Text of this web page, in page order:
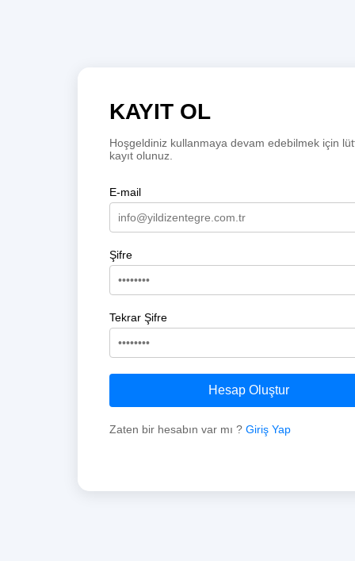
KAYIT OL
Hoşgeldiniz kullanmaya devam edebilmek için
kayıt olunuz.
E-mail
Şifre
Tekrar Şifre
Hesap Oluştur
Zaten bir hesabın var mı ? Giriş Yap